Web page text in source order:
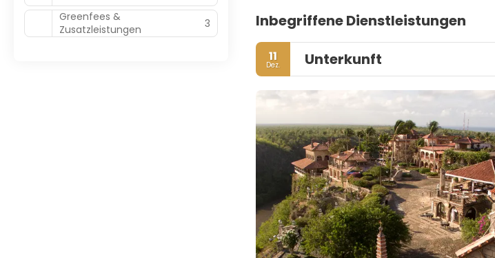
Inbegriffene Dienstleistungen
11
Dez. Unterkunft
Greenfees &
Zusatzleistungen
3